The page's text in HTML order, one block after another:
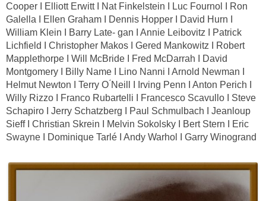
Cooper I Elliott Erwitt I Nat Finkelstein I Luc Fournol I Ron
Galella I Ellen Graham I Dennis Hopper I David Hurn I
William Klein I Barry Late- gan I Annie Leibovitz I Patrick
Lichfield I Christopher Makos I Gered Mankowitz I Robert
Mapplethorpe I Will McBride I Fred McDarrah I David
Montgomery I Billy Name I Lino Nanni I Arnold Newman I
Helmut Newton I Terry O ́Neill I Irving Penn I Anton Perich I
Willy Rizzo I Franco Rubartelli I Francesco Scavullo I Steve
Schapiro I Jerry Schatzberg I Paul Schmulbach I Jeanloup
Sieff I Christian Skrein I Melvin Sokolsky I Bert Stern I Eric
Swayne I Dominique Tarlé I Andy Warhol I Garry Winogrand